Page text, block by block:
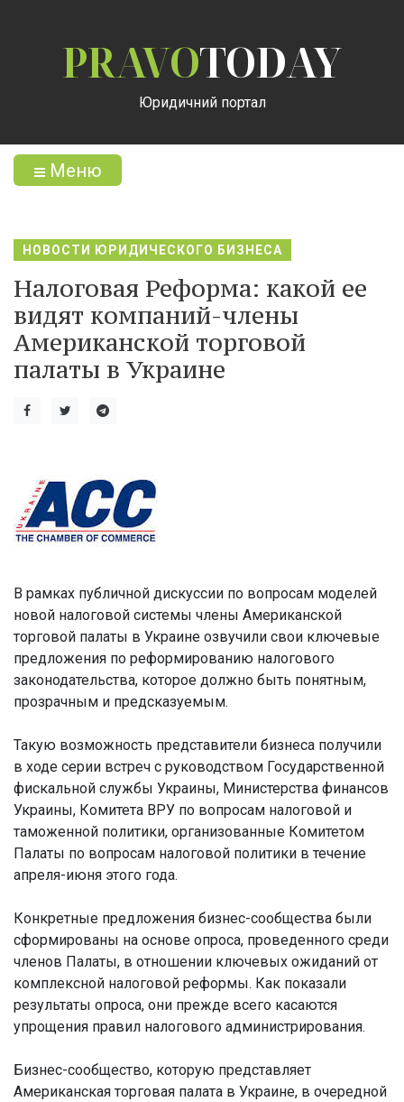
PRAVOTODAY
Юридичний портал
Меню
НОВОСТИ ЮРИДИЧЕСКОГО БИЗНЕСА
Налоговая Реформа: какой ее
видят компаний-члены
Американской торговой
палаты в Украине
В рамках публичной дискуссии по вопросам моделей
новой налоговой системы члены Американской
торговой палаты в Украине озвучили свои ключевые
предложения по реформированию налогового
законодательства, которое должно быть понятным,
прозрачным и предсказуемым.
Такую возможность представители бизнеса получили
в ходе серии встреч с руководством Государственной
фискальной службы Украины, Министерства финансов
Украины, Комитета ВРУ по вопросам налоговой и
таможенной политики, организованные Комитетом
Палаты по вопросам налоговой политики в течение
апреля-июня этого года.
Конкретные предложения бизнес-сообщества были
сформированы на основе опроса, проведенного среди
членов Палаты, в отношении ключевых ожиданий от
комплексной налоговой реформы. Как показали
результаты опроса, они прежде всего касаются
упрощения правил налогового администрирования.
Бизнес-сообщество, которую представляет
Американская торговая палата в Украине, в очередной